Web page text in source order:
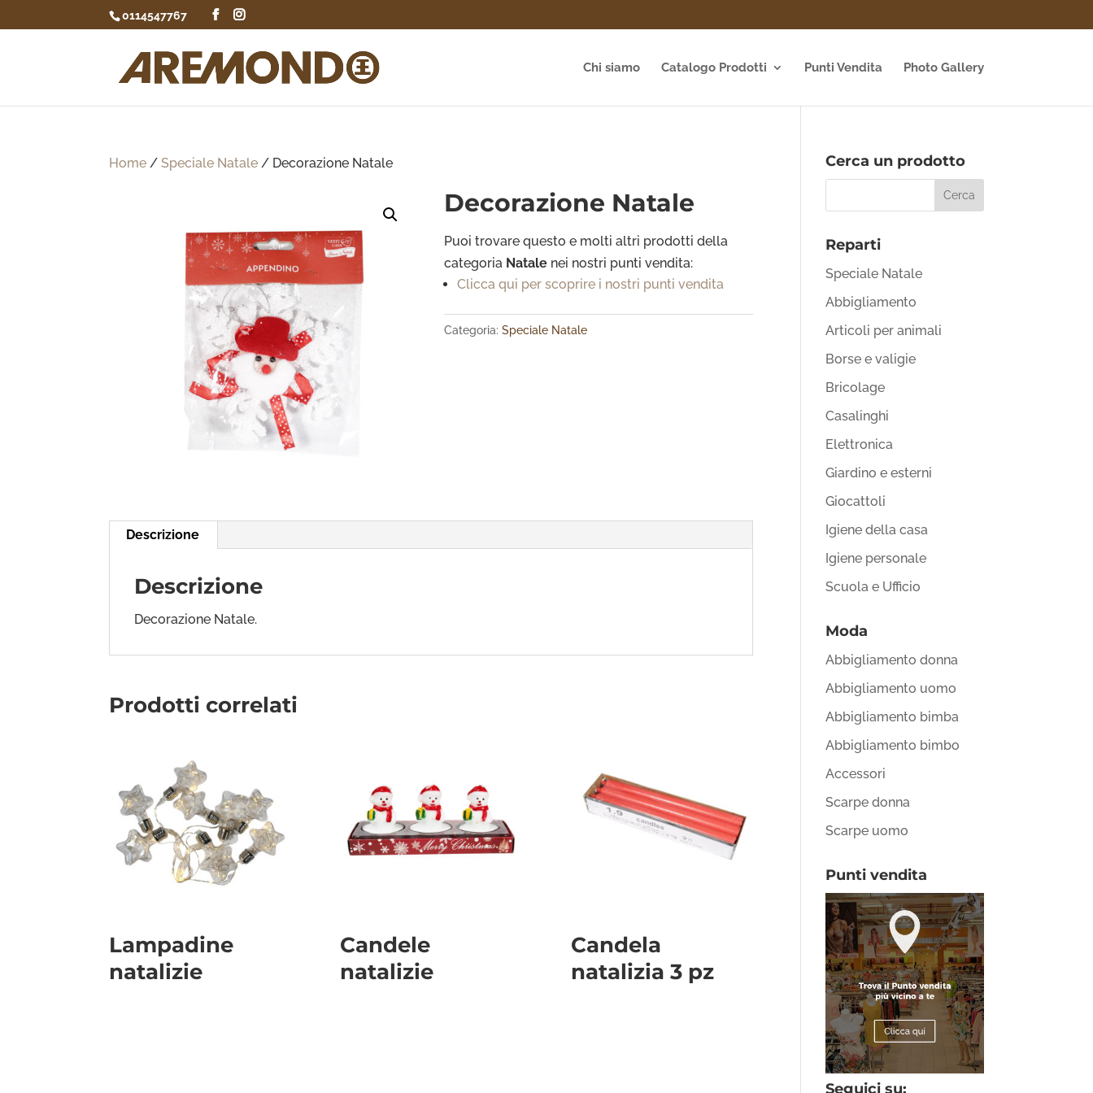
0114547767
Chi siamo Catalogo Prodotti Punti Vendita Photo Gallery
Home /Speciale Natale / Decorazione Natale
Decorazione Natale
Puoi trovare questo e molti altri prodotti della
categoria Natale nei nostri punti vendita:
Clicca qui per scoprire i nostri punti vendita
Categoria:Speciale Natale
Descrizione
Descrizione
Decorazione Natale.
Prodotti correlati
Lampadine
natalizie
Candele
natalizie
Candela
natalizia 3 pz
Cerca un prodotto
Reparti
Speciale Natale
Abbigliamento
Articoli per animali
Borse e valigie
Bricolage
Casalinghi
Elettronica
Giardino e esterni
Giocattoli
Igiene della casa
Igiene personale
Scuola e Ufficio
Moda
Abbigliamento donna
Abbigliamento uomo
Abbigliamento bimba
Abbigliamento bimbo
Accessori
Scarpe donna
Scarpe uomo
Punti vendita
Seguici su: